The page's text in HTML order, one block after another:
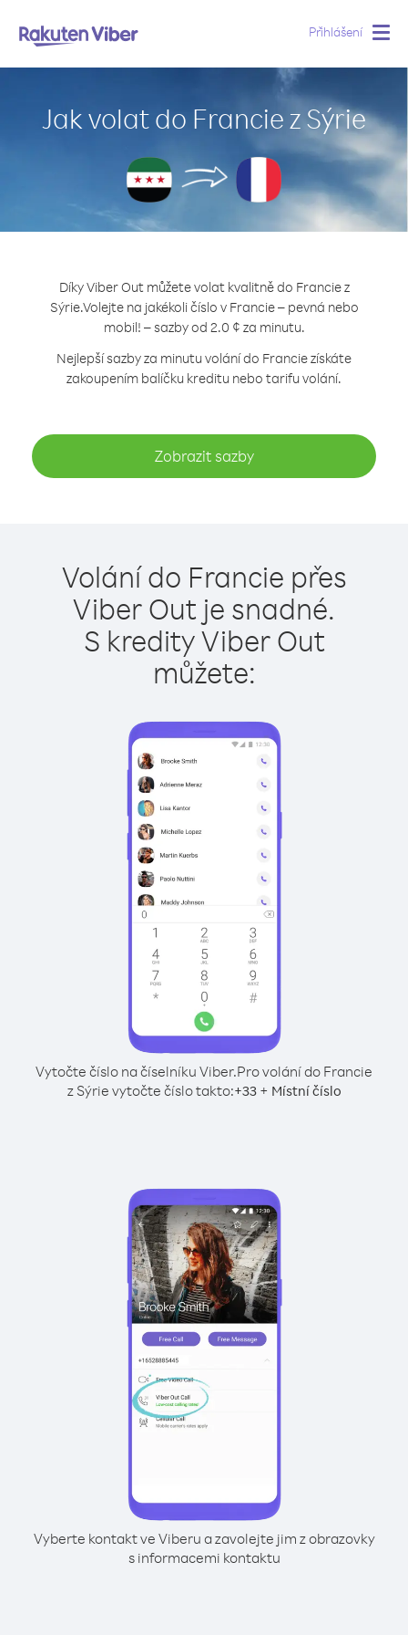
Přihlášení
Jak volat do Francie z Sýrie
Díky Viber Out můžete volat kvalitně do Francie z
Sýrie.Volejte na jakékoli číslo v Francie – pevná nebo
mobil! – sazby od 2.0 ¢ za minutu.
Nejlepší sazby za minutu volání do Francie získáte
zakoupením balíčku kreditu nebo tarifu volání.
Zobrazit sazby
Volání do Francie přes
Viber Out je snadné.
S kredity Viber Out
můžete:
Vytočte číslo na číselníku Viber.Pro volání do Francie
z Sýrie vytočte číslo takto:+33+ Místní číslo
Vyberte kontakt ve Viberu a zavolejte jim z obrazovky
s informacemi kontaktu